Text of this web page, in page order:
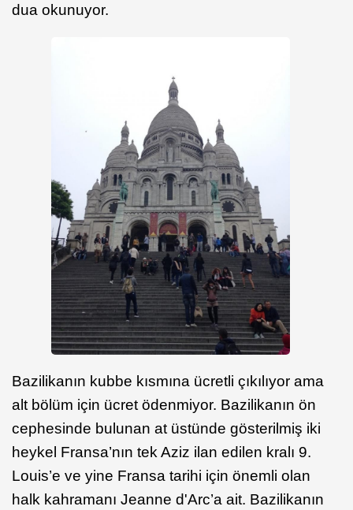
dua okunuyor.
Bazilikanın kubbe kısmına ücretli çıkılıyor ama
alt bölüm için ücret ödenmiyor. Bazilikanın ön
cephesinde bulunan at üstünde gösterilmiş iki
heykel Fransa’nın tek Aziz ilan edilen kralı 9.
Louis’e ve yine Fransa tarihi için önemli olan
halk kahramanı Jeanne d'Arc’a ait. Bazilikanın